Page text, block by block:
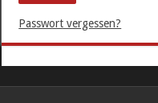
Passwort vergessen?